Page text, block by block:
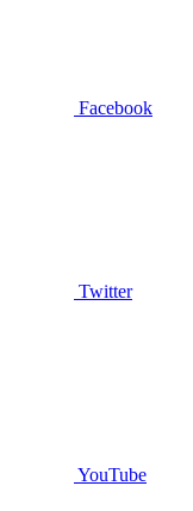
Facebook
Twitter
YouTube